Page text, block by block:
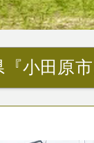
小田原